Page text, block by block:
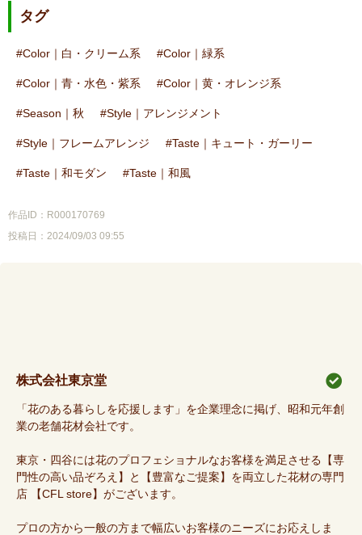
タグ
Color｜白・クリーム系 Color｜緑系
Color｜青・水色・紫系 Color｜黄・オレンジ系
Season｜秋 Style｜アレンジメント
Style｜フレームアレンジ Taste｜キュート・ガーリー
Taste｜和モダン Taste｜和風
作品ID：R000170769
投稿日：2024/09/03 09:55
株式会社東京堂
「花のある暮らしを応援します」を企業理念に掲げ、昭和元年創
業の老舗花材会社です。
東京・四谷には花のプロフェショナルなお客様を満足させる【専
門性の高い品ぞろえ】と【豊富なご提案】を両立した花材の専門
店 【CFL store】がございます。
プロの方から一般の方まで幅広いお客様のニーズにお応えしま